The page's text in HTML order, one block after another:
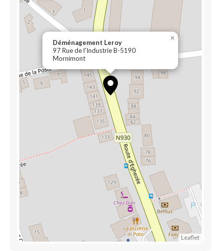
Déménagement Leroy
97 Rue de l'Industrie B-5190
Mornimont
×
Leaflet